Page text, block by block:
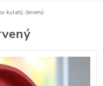
kulatý, červený